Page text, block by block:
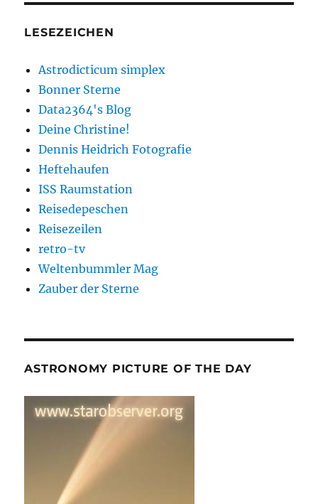
LESEZEICHEN
Astrodicticum simplex
Bonner Sterne
Data2364's Blog
Deine Christine!
Dennis Heidrich Fotografie
Heftehaufen
ISS Raumstation
Reisedepeschen
Reisezeilen
retro-tv
Weltenbummler Mag
Zauber der Sterne
ASTRONOMY PICTURE OF THE DAY